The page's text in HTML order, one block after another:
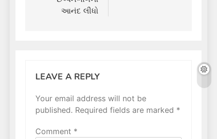
આનંદ લીધો
LEAVE A REPLY
Your email address will not be
published. Required fields are marked *
Comment *